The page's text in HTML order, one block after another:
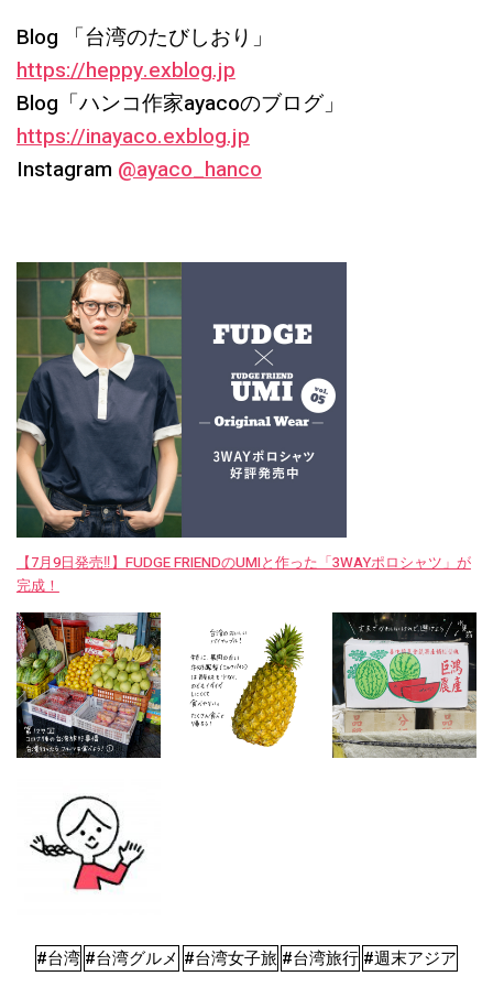
Blog 「台湾のたびしおり」
https://heppy.exblog.jp
Blog「ハンコ作家ayacoのブログ」
https://inayaco.exblog.jp
Instagram @ayaco_hanco
【7月9日発売‼︎】FUDGE FRIENDのUMIと作った「3WAYポロシャツ」が
完成！
#台湾 #台湾グルメ #台湾女子旅 #台湾旅行 #週末アジア